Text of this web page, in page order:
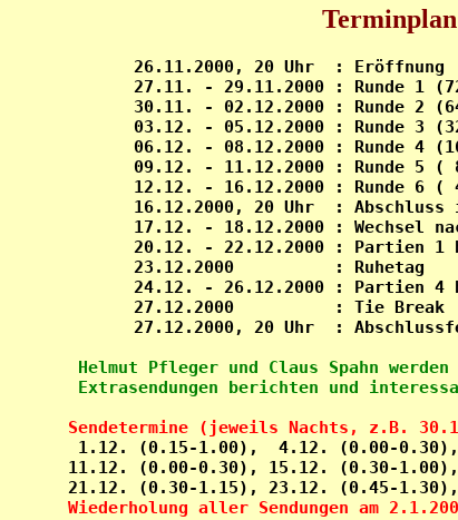
Terminplan
26.11.2000, 20 Uhr
27.11. - 29.11.2000 : Runde 1
30.11. - 02.12.2000 : Runde 2
03.12. - 05.12.2000 : Runde 3
06.12. - 08.12.2000 : Runde 4
09.12. - 11.12.2000 : Runde 5 (
12.12. - 16.12.2000 : Runde 6 (
16.12.2000, 20 Uhr  :
17.12. - 18.12.2000 : Wechsel
20.12. - 22.12.2000 :
23.12.2000
24.12. - 26.12.2000 :
27.12.2000
Helmut Pfleger und Claus Spahn werden
Sendetermine (jeweils Nachts, z.B.
1.12. (0.15-1.00),  4.12. (0.00-
11.12. (0.00-0.30), 15.12. (0.30-
Wiederholung aller Sendungen am